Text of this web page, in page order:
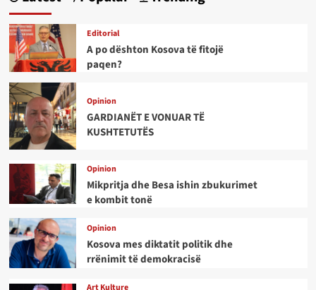
Editorial
A po dështon Kosova të fitojë
paqen?
Opinion
GARDIANËT E VONUAR TË
KUSHTETUTËS
Opinion
Mikpritja dhe Besa ishin zbukurimet
e kombit tonë
Opinion
Kosova mes diktatit politik dhe
rrënimit të demokracisë